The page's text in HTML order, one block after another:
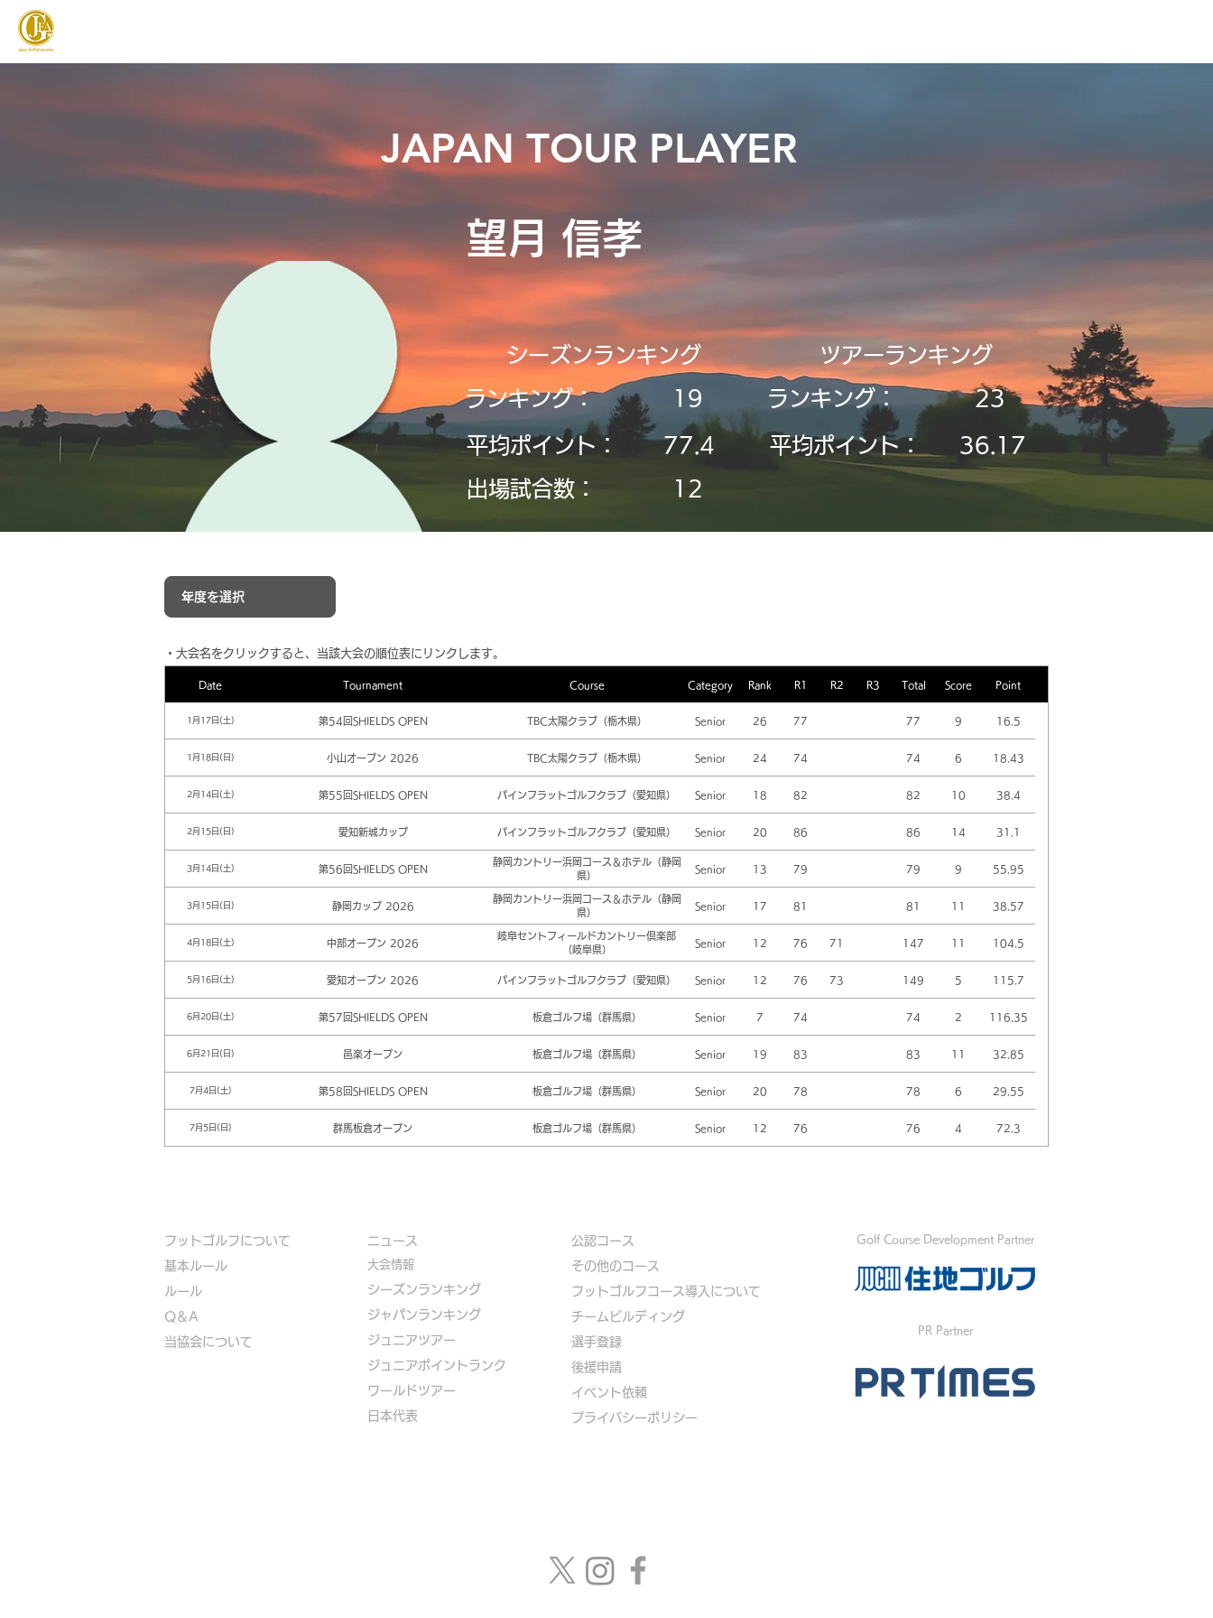
JAPAN TOUR PLAYER
望月 信孝
シーズンランキング
ランキング：
19
平均ポイント：
​出場試合数：
77.4
12
​ツアーランキング
ランキング：
23
平均ポイント： 36.17
​・大会名をクリックすると、当該大会の順位表にリンクします。
Date Tournament Course Category Rank R1 R2 R3 Total Score Point
1月17日(土) 第54回SHIELDS OPEN TBC太陽クラブ（栃木県） Senior 26 77 77 9 16.5
1月18日(日) 小山オープン 2026 TBC太陽クラブ（栃木県） Senior 24 74 74 6 18.43
2月14日(土) 第55回SHIELDS OPEN パインフラットゴルフクラブ（愛知県） Senior 18 82 82 10 38.4
2月15日(日) 愛知新城カップ パインフラットゴルフクラブ（愛知県） Senior 20 86 86 14 31.1
3月14日(土) 第56回SHIELDS OPEN
静岡カントリー浜岡コース＆ホテル（静岡
県）
Senior 13 79 79 9 55.95
3月15日(日) 静岡カップ 2026
静岡カントリー浜岡コース＆ホテル（静岡
県）
Senior 17 81 81 11 38.57
4月18日(土) 中部オープン 2026
岐阜セントフィールドカントリー倶楽部
（岐阜県）
Senior 12 76 71 147 11 104.5
5月16日(土) 愛知オープン 2026 パインフラットゴルフクラブ（愛知県） Senior 12 76 73 149 5 115.7
6月20日(土) 第57回SHIELDS OPEN 板倉ゴルフ場（群馬県） Senior 7 74 74 2 116.35
6月21日(日) 邑楽オープン 板倉ゴルフ場（群馬県） Senior 19 83 83 11 32.85
7月4日(土) 第58回SHIELDS OPEN 板倉ゴルフ場（群馬県） Senior 20 78 78 6 29.55
7月5日(日) 群馬板倉オープン 板倉ゴルフ場（群馬県） Senior 12 76 76 4 72.3
フットゴルフについて
基本ルール
ルール
Q＆A
​当協会について
​ニュース
大会情報
シーズンランキング
ジャパンランキング
ジュニアツアー
ジュニアポイントランク
​ワールドツアー
​​日本代表
公認コース
​その他のコース
​ フットゴルフコース導入について
​チームビルディング
選手登録​
​後援申請
​イベント依頼
プライバシーポリシー
Golf Course Development Partner
PR Partner